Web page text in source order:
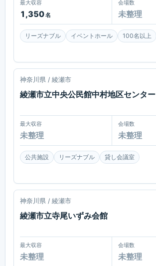
最大収容
1,350名
会場数
未整理
リーズナブル イベントホール 100名以上
神奈川県 / 綾瀬市
綾瀬市立中央公民館中村地区センター
最大収容
未整理
会場数
未整理
公共施設 リーズナブル 貸し会議室
神奈川県 / 綾瀬市
綾瀬市立寺尾いずみ会館
最大収容
未整理
会場数
未整理